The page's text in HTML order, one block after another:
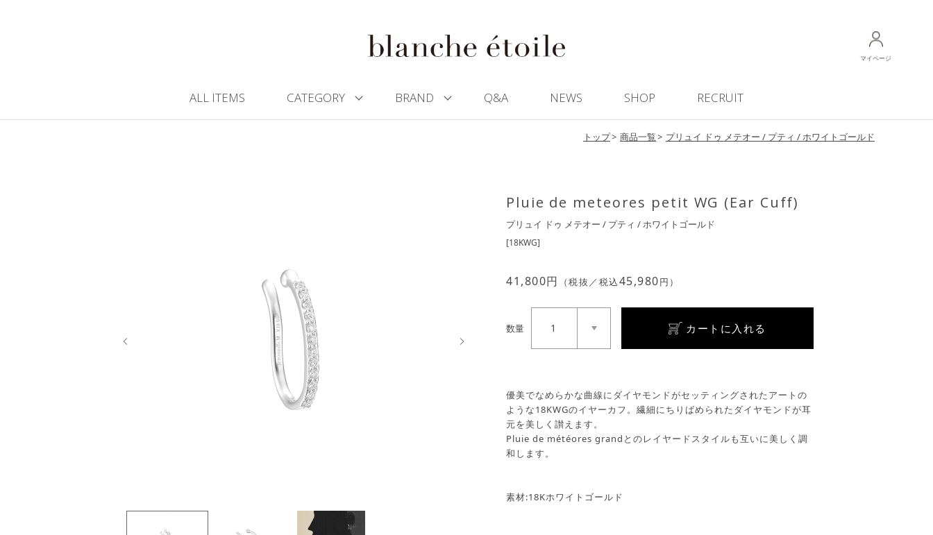
マイページ
ALL ITEMS CATEGORY BRAND Q&A NEWS SHOP RECRUIT
トップ 商品一覧 プリュイ ドゥ メテオー / プティ / ホワイトゴールド
Pluie de meteores petit WG (Ear Cuff)
プリュイ ドゥ メテオー / プティ / ホワイトゴールド
[18KWG]
41,800円 （税抜／税込45,980円）
数量 1 カートに入れる
優美でなめらかな曲線にダイヤモンドがセッティングされたアートの
ような18KWGのイヤーカフ。繊細にちりばめられたダイヤモンドが耳
元を美しく讃えます。
Pluie de météores grandとのレイヤードスタイルも互いに美しく調
和します。
素材:18Kホワイトゴールド